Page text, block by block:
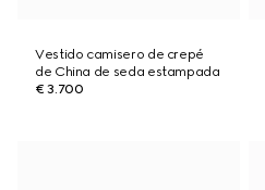
Vestido camisero de crepé
de China de seda estampada
€ 3.700